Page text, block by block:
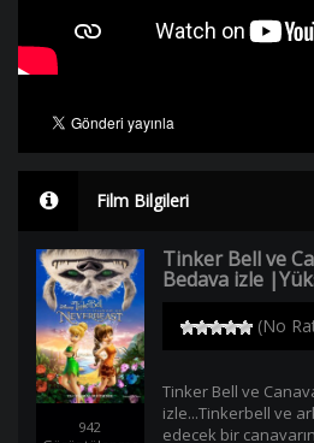
Film Bilgileri
942
Tinker Bell ve
Bedava izle
(No
Tinker Bell ve
izle...Tinkerbell ve
edecek bir